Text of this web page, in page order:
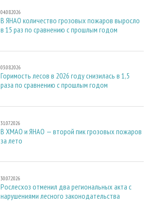
04.08.2026
В ЯНАО количество грозовых пожаров выросло
в 15 раз по сравнению с прошлым годом
03.08.2026
Горимость лесов в 2026 году снизилась в 1,5
раза по сравнению с прошлым годом
31.07.2026
В ХМАО и ЯНАО — второй пик грозовых пожаров
за лето
30.07.2026
Рослесхоз отменил два региональных акта с
нарушениями лесного законодательства